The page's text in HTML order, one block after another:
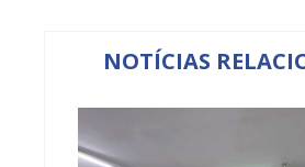
NOTÍCIAS